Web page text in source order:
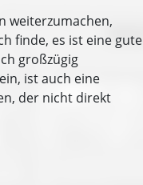
weiterzumachen,
finde, es ist eine gute
großzügig
ist auch eine
der nicht direkt